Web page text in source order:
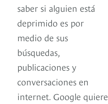
saber si alguien está
deprimido es por
medio de sus
búsquedas,
publicaciones y
conversaciones en
internet. Google quiere